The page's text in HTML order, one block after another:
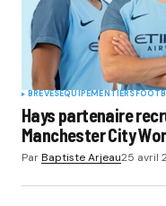
BRÈVESEQUIPEMENTIERS
Hays partenaire
Manchester City
ParBaptiste Arjeau25 avril